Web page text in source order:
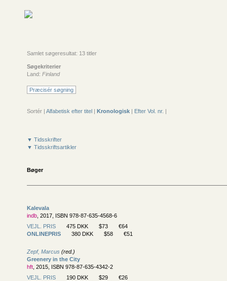
Samlet søgeresultat: 13 titler
Søgekriterier
Land: Finland
Præcisér søgning
Sortér | Alfabetisk efter titel | Kronologisk | Efter Vol. nr. |
▼ Tidsskrifter
▼ Tidsskriftsartikler
Bøger
Kalevala
indb , 2017, ISBN 978-87-635-4568-6
VEJL. PRIS
475 DKK $73
€64
ONLINEPRIS
380 DKK $58 €51
Zepf, Marcus (red.)
Greenery in the City
hft , 2015, ISBN 978-87-635-4342-2
VEJL. PRIS
190 DKK $29
€26